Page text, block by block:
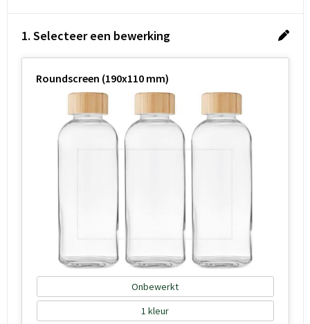
1. Selecteer een bewerking
Roundscreen (190x110 mm)
Onbewerkt
1